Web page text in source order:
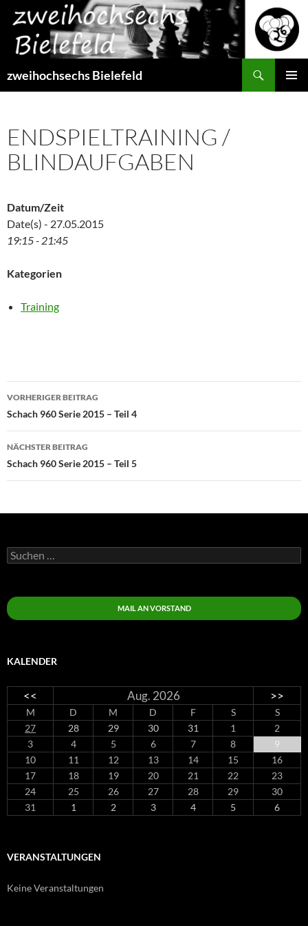
Inhalt
springen
zweihochsechs Bielefeld
ENDSPIELTRAINING /
BLINDAUFGABEN
Datum/Zeit
Date(s) - 27.05.2015
19:15 - 21:45
Kategorien
Training
Beitragsnavigation
VORHERIGER BEITRAG
Schach 960 Serie 2015 – Teil 4
NÄCHSTER BEITRAG
Schach 960 Serie 2015 – Teil 5
Suchen
nach:
MAIL AN VORSTAND
KALENDER
<< Aug. 2026 >>
M D M D F S
S
27
28 29 30 31 1
2
3
4 5 6 7 8
9
10
11 12 13 14 15
16
17
18 19 20 21 22
23
24
25 26 27 28 29
30
31
1 2 3 4 5 6
VERANSTALTUNGEN
Keine Veranstaltungen